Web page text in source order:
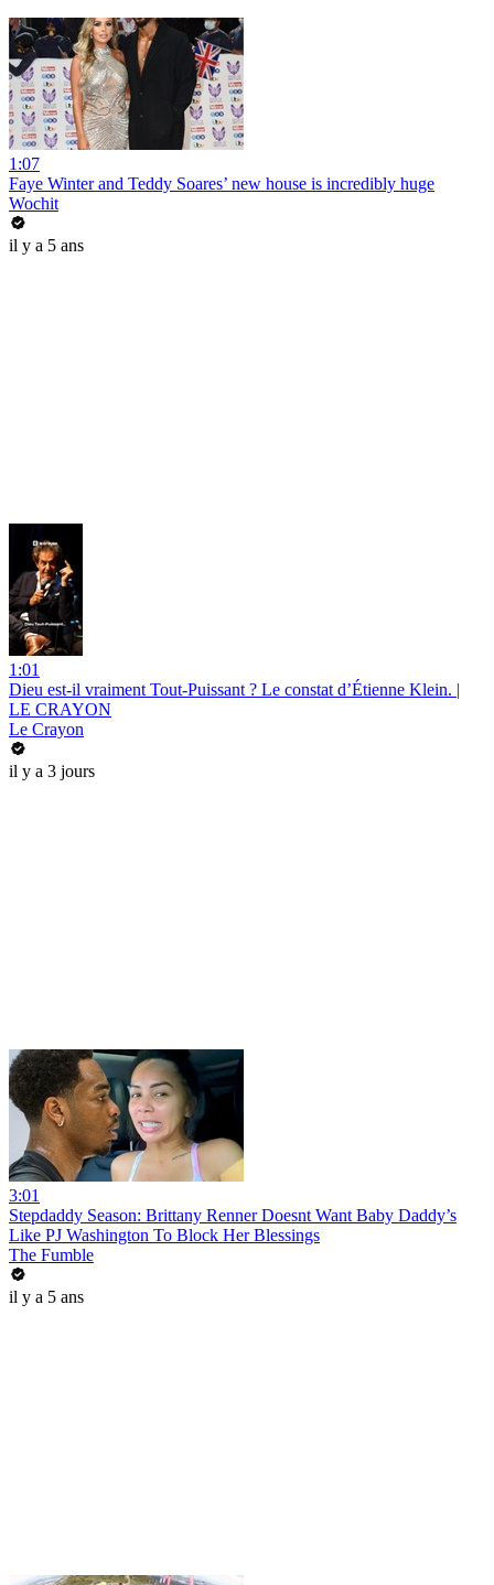
1:07
Faye Winter and Teddy Soares’ new house is incredibly huge
Wochit
il y a 5 ans
1:01
Dieu est-il vraiment Tout-Puissant ? Le constat d’Étienne Klein. |
LE CRAYON
Le Crayon
il y a 3 jours
3:01
Stepdaddy Season: Brittany Renner Doesnt Want Baby Daddy’s
Like PJ Washington To Block Her Blessings
The Fumble
il y a 5 ans